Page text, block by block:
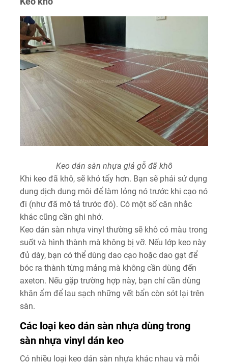
Keo dán sàn nhựa giả gỗ đã khô
Khi keo đã khô, sẽ khó tẩy hơn. Bạn sẽ phải sử dụng
dung dịch dung môi để làm lỏng nó trước khi cạo nó
đi (như đã mô tả trước đó). Có một số cân nhắc
khác cũng cần ghi nhớ.
Keo dán sàn nhựa vinyl thường sẽ khô có màu trong
suốt và hình thành mà không bị vỡ. Nếu lớp keo này
đủ dày, bạn có thể dùng dao cạo hoặc dao gạt để
bóc ra thành từng mảng mà không cần dùng đến
axeton. Nếu gặp trường hợp này, bạn chỉ cần dùng
khăn ẩm để lau sạch những vết bẩn còn sót lại trên
sàn.
Các loại keo dán sàn nhựa dùng trong
sàn nhựa vinyl dán keo
Có nhiều loại keo dán sàn nhựa khác nhau và mỗi